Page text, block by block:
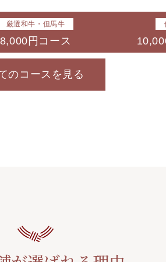
厳選和牛・但馬牛
8,000円コース
のコースを見る